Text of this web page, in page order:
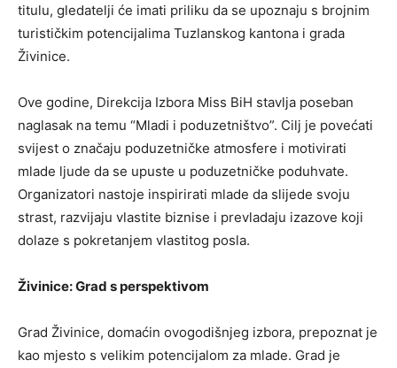
titulu, gledatelji će imati priliku da se upoznaju s brojnim
turističkim potencijalima Tuzlanskog kantona i grada
Živinice.
Ove godine, Direkcija Izbora Miss BiH stavlja poseban
naglasak na temu “Mladi i poduzetništvo”. Cilj je povećati
svijest o značaju poduzetničke atmosfere i motivirati
mlade ljude da se upuste u poduzetničke poduhvate.
Organizatori nastoje inspirirati mlade da slijede svoju
strast, razvijaju vlastite biznise i prevladaju izazove koji
dolaze s pokretanjem vlastitog posla.
Živinice: Grad s perspektivom
Grad Živinice, domaćin ovogodišnjeg izbora, prepoznat je
kao mjesto s velikim potencijalom za mlade. Grad je